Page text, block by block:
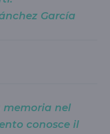
García
memoria nel
conosce il